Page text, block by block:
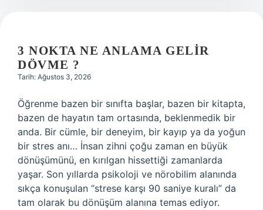
3 NOKTA NE ANLAMA GELIR
DÖVME ?
Tarih: Ağustos 3, 2026
Öğrenme bazen bir sınıfta başlar, bazen bir kitapta,
bazen de hayatın tam ortasında, beklenmedik bir
anda. Bir cümle, bir deneyim, bir kayıp ya da yoğun
bir stres anı… İnsan zihni çoğu zaman en büyük
dönüşümünü, en kırılgan hissettiği zamanlarda
yaşar. Son yıllarda psikoloji ve nörobilim alanında
sıkça konuşulan “strese karşı 90 saniye kuralı” da
tam olarak bu dönüşüm alanına temas ediyor.